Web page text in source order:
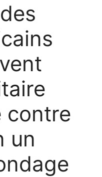
contre
un